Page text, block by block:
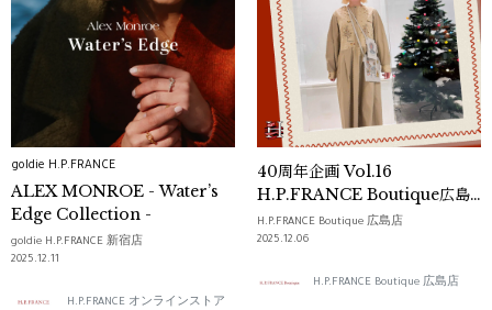
goldie H.P.FRANCE
ALEX MONROE - Water’s
Edge Collection -
goldie H.P.FRANCE 新宿店
2025.12.11
H.P.FRANCE オンラインストア
40周年企画 Vol.16
H.P.FRANCE Boutique広島
店
H.P.FRANCE Boutique 広島店
2025.12.06
H.P.FRANCE Boutique 広島店